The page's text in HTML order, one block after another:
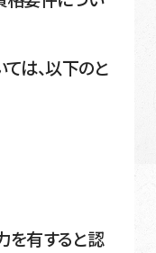
は、以下のと
を有すると認